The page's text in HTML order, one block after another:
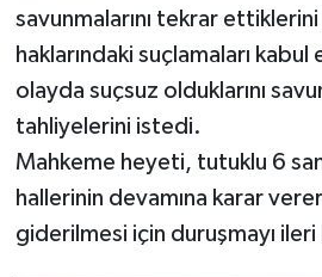
savunmalarını tekrar
haklarındaki suçlamaları
olayda suçsuz olduklarını
tahliyelerini istedi.
Mahkeme heyeti, tutuklu 6
hallerinin devamına karar
giderilmesi için duruşmayı